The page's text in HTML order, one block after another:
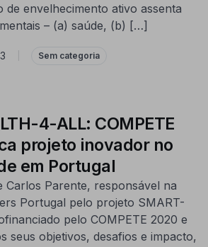
de envelhecimento ativo assenta
– (a) saúde, (b) […]
Sem categoria
4-ALL: COMPETE
projeto inovador no
em Portugal
Carlos Parente, responsável na
Portugal pelo projeto SMART-
pelo COMPETE 2020 e
seus objetivos, desafios e impacto,